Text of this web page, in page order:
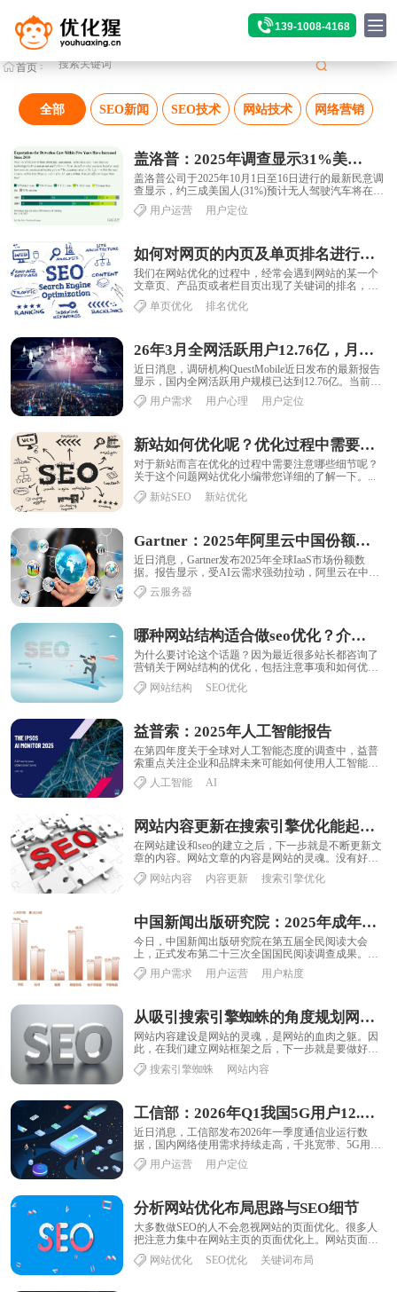
139-1008-4168
首页> SEO动态
全部 SEO新闻 SEO技术 网站技术 网络营销
盖洛普：2025年调查显示31%美国人预期五年内普及无人驾驶汽车
盖洛普公司于2025年10月1日至16日进行的最新民意调
查显示，约三成美国人(31%)预计无人驾驶汽车将在未
来五年内在美国普及，这一比例较2......
用户运营 用户定位
如何对网页的内页及单页排名进行优化
我们在网站优化的过程中，经常会遇到网站的某一个
文章页、产品页或者栏目页出现了关键词的排名，那
么，这时我们就需要对这些出现排名的单页进行单页
优......单页优化 排名优化
26年3月全网活跃用户12.76亿，月均使用时长192.2小时
近日消息，调研机构QuestMobile近日发布的最新报告
显示，国内全网活跃用户规模已达到12.76亿。当前市
场已正式进入由AIGC与智能终......
用户需求 用户心理 用户定位
新站如何优化呢？优化过程中需要注意哪些细节呢？
对于新站而言在优化的过程中需要注意哪些细节呢？
关于这个问题网站优化小编带您详细的了解一下。...
新站SEO
新站优化
Gartner：2025年阿里云中国份额32.8%稳居第一，同比增长34.4%
近日消息，Gartner发布2025年全球IaaS市场份额数
据。报告显示，受AI云需求强劲拉动，阿里云在中国
市场的份额从2024年的30.1......
云服务器
哪种网站结构适合做seo优化？介绍合理网站结构标准
​为什么要讨论这个话题？因为最近很多站长都咨询了
营销关于网站结构的优化，包括注意事项和如何优
化。那么，我相信所有的站长都知道，如果网站没有
一......网站结构 SEO优化
益普索：2025年人工智能报告
在第四年度关于全球对人工智能态度的调查中，益普
索重点关注企业和品牌未来可能如何使用人工智能
——以及这些使用方式将如何影响公众信任。报告还
探讨......人工智能 AI
网站内容更新在搜索引擎优化能起到哪些作用？
在网站建设和seo的建立之后，下一步就是不断更新文
章的内容。网站文章的内容是网站的灵魂。没有好文
章的网站归根结底是虚拟的。搜索引擎不喜欢，用......
网站内容 内容更新 搜索引擎优化
中国新闻出版研究院：2025年成年国民手机阅读率79.0%，日均使用109.54分钟
今日，中国新闻出版研究院在第五届全民阅读大会
上，正式发布第二十三次全国国民阅读调查成果。从
阅读载体来看，手机阅读和听书是成年国民主要的数
字化......用户需求 用户运营 用户粘度
从吸引搜索引擎蜘蛛的角度规划网站内容
网站内容建设是网站的灵魂，是网站的血肉之躯。因
此，在我们建立网站框架之后，下一步就是要做好网
站的内容策略规划，如何设计网站内容的更新节奏，
让......搜索引擎蜘蛛 网站内容
工信部：2026年Q1我国5G用户12.54亿户，千兆宽带用户2.49亿户
近日消息，工信部发布2026年一季度通信业运行数
据，国内网络使用需求持续走高，千兆宽带、5G用户
规模不断扩大，手机上网流量也创下新高。截至3......
用户运营 用户定位
分析网站优化布局思路与SEO细节
大多数做SEO的人不会忽视网站的页面优化。很多人
把注意力集中在网站主页的页面优化上。网站页面优
化也是网站内部优化的第一步。通过页面内容的布
局......网站优化 SEO优化 关键词布局